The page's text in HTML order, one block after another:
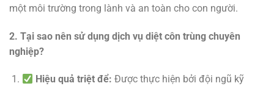
một môi trường trong lành và an toàn cho con người.
2. Tại sao nên sử dụng dịch vụ diệt côn trùng chuyên
nghiệp?
Hiệu quả triệt để: Được thực hiện bởi đội ngũ kỹ